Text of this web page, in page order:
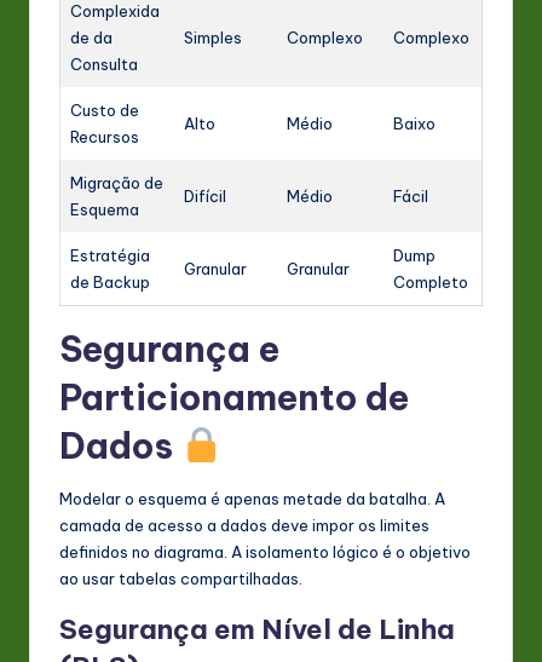
Complexida
de da
Consulta
Simples Complexo Complexo
Custo de
Recursos
Alto Médio Baixo
Migração de
Esquema
Difícil Médio Fácil
Estratégia
de Backup
Granular Granular
Dump
Completo
Segurança e
Particionamento de
Dados
Modelar o esquema é apenas metade da batalha. A
camada de acesso a dados deve impor os limites
definidos no diagrama. A isolamento lógico é o objetivo
ao usar tabelas compartilhadas.
Segurança em Nível de Linha